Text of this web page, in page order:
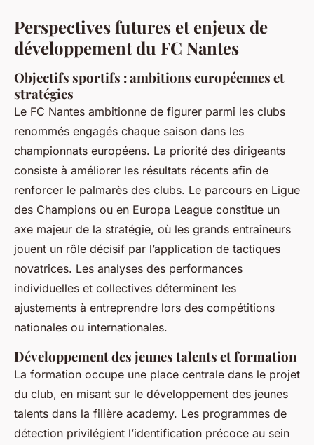
Perspectives futures et enjeux de
développement du FC Nantes
Objectifs sportifs : ambitions européennes et
stratégies
Le FC Nantes ambitionne de figurer parmi les clubs
renommés engagés chaque saison dans les
championnats européens. La priorité des dirigeants
consiste à améliorer les résultats récents afin de
renforcer le palmarès des clubs. Le parcours en Ligue
des Champions ou en Europa League constitue un
axe majeur de la stratégie, où les grands entraîneurs
jouent un rôle décisif par l’application de tactiques
novatrices. Les analyses des performances
individuelles et collectives déterminent les
ajustements à entreprendre lors des compétitions
nationales ou internationales.
Développement des jeunes talents et formation
La formation occupe une place centrale dans le projet
du club, en misant sur le développement des jeunes
talents dans la filière academy. Les programmes de
détection privilégient l’identification précoce au sein